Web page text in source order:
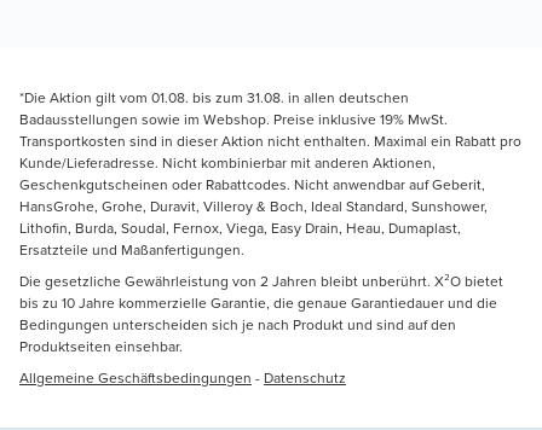
*Die Aktion gilt vom 01.08. bis zum 31.08. in allen deutschen
Badausstellungen sowie im Webshop. Preise inklusive 19% MwSt.
Transportkosten sind in dieser Aktion nicht enthalten. Maximal ein Rabatt pro
Kunde/Lieferadresse. Nicht kombinierbar mit anderen Aktionen,
Geschenkgutscheinen oder Rabattcodes. Nicht anwendbar auf Geberit,
HansGrohe, Grohe, Duravit, Villeroy & Boch, Ideal Standard, Sunshower,
Lithofin, Burda, Soudal, Fernox, Viega, Easy Drain, Heau, Dumaplast,
Ersatzteile und Maßanfertigungen.
Die gesetzliche Gewährleistung von 2 Jahren bleibt unberührt. X²O bietet
bis zu 10 Jahre kommerzielle Garantie, die genaue Garantiedauer und die
Bedingungen unterscheiden sich je nach Produkt und sind auf den
Produktseiten einsehbar.
Allgemeine Geschäftsbedingungen - Datenschutz